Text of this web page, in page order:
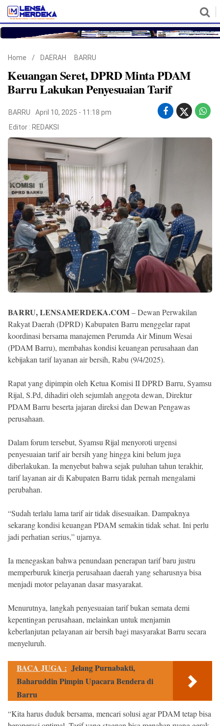
©
Copyright
2026
Lensa
Merdeka
Home / DAERAH BARRU
Keuangan Seret, DPRD Minta PDAM
Barru Lakukan Penyesuaian Tarif
BARRU
April 10, 2025 - 11:18 pm
Editor : REDAKSI
BARRU, LENSAMERDEKA.COM– Dewan Perwakilan
Rakyat Daerah (DPRD) Kabupaten Barru menggelar rapat
koordinasi bersama manajemen Perumda Air Minum Wesai
(PDAM Barru), membahas kondisi keuangan perusahaan dan
kebijakan tarif layanan air bersih, Rabu (9/4/2025).
Rapat yang dipimpin oleh Ketua Komisi II DPRD Barru, Syamsu
Rijal, S.Pd, dihadiri oleh sejumlah anggota dewan, Direktur
PDAM Barru beserta jajaran direksi dan Dewan Pengawas
perusahaan.
Dalam forum tersebut, Syamsu Rijal menyoroti urgensi
penyesuaian tarif air bersih yang hingga kini belum juga
diberlakukan. Ia menyebut bahwa sejak puluhan tahun terakhir,
tarif layanan air di Kabupaten Barru tidak pernah mengalami
perubahan.
“Sudah terlalu lama tarif air tidak disesuaikan. Dampaknya
sekarang kondisi keuangan PDAM semakin tidak sehat. Ini perlu
jadi perhatian serius,” ujarnya.
Ia menegaskan bahwa penundaan penerapan tarif baru justru
memperburuk kinerja perusahaan daerah yang seharusnya bisa
menjadi motor pelayanan dasar masyarakat.
Menurutnya, langkah penyesuaian tarif bukan semata demi
kepentingan perusahaan, melainkan untuk menjamin
keberlanjutan pelayanan air bersih bagi masyarakat Barru secara
menyeluruh.
BACA JUGA : Jelang Purnabakti,
Baharuddin Pimpin Upacara Bendera di
Barru
“Kita harus duduk bersama, mencari solusi agar PDAM tetap bisa